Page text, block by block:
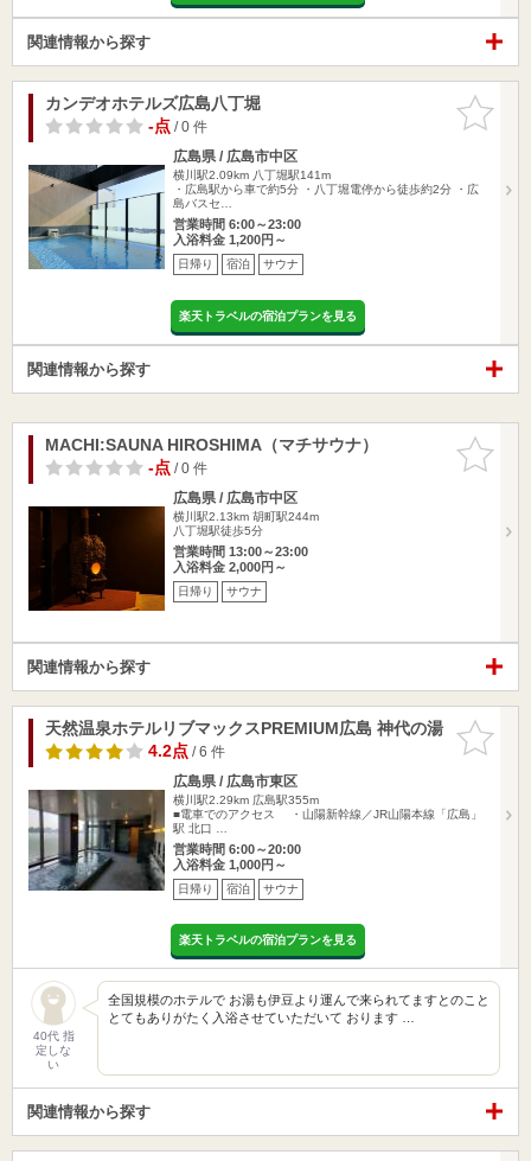
関連情報から探す
お気に入
りに追加
カンデオホテルズ広島八丁堀
-点/ 0 件
広島県 / 広島市中区
横川駅2.09km 八丁堀駅141m
・広島駅から車で約5分 ・八丁堀電停から徒歩約2分 ・広
島バスセ…
営業時間 6:00～23:00
入浴料金 1,200円～
日帰り 宿泊 サウナ
楽天トラベルの宿泊プランを見る
関連情報から探す
お気に入
りに追加
MACHI:SAUNA HIROSHIMA（マチサウナ）
-点/ 0 件
広島県 / 広島市中区
横川駅2.13km 胡町駅244m
八丁堀駅徒歩5分
営業時間 13:00～23:00
入浴料金 2,000円～
日帰り サウナ
関連情報から探す
お気に入
りに追加
天然温泉ホテルリブマックスPREMIUM広島 神代の湯
4.2点/ 6 件
広島県 / 広島市東区
横川駅2.29km 広島駅355m
■電車でのアクセス ・山陽新幹線／JR山陽本線「広島」
駅 北口 …
営業時間 6:00～20:00
入浴料金 1,000円～
日帰り 宿泊 サウナ
楽天トラベルの宿泊プランを見る
40代 指
定しな
い
全国規模のホテルで お湯も伊豆より運んで来られてますとのこと
とてもありがたく入浴させていただいて おります …
関連情報から探す